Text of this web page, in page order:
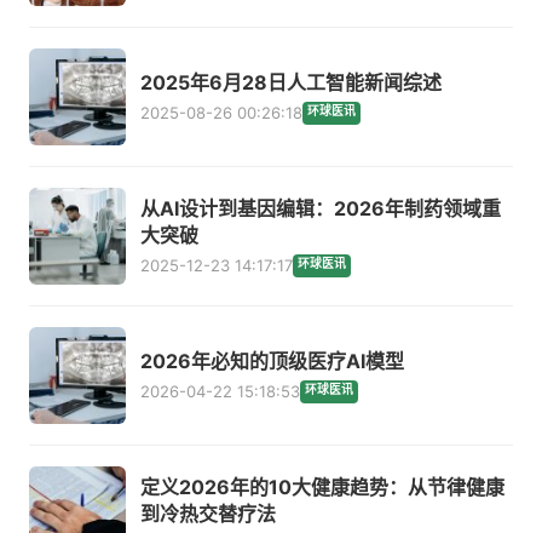
2025年6月28日人工智能新闻综述
2025-08-26 00:26:18 环球医讯
从AI设计到基因编辑：2026年制药领域重
大突破
2025-12-23 14:17:17 环球医讯
2026年必知的顶级医疗AI模型
2026-04-22 15:18:53 环球医讯
定义2026年的10大健康趋势：从节律健康
到冷热交替疗法